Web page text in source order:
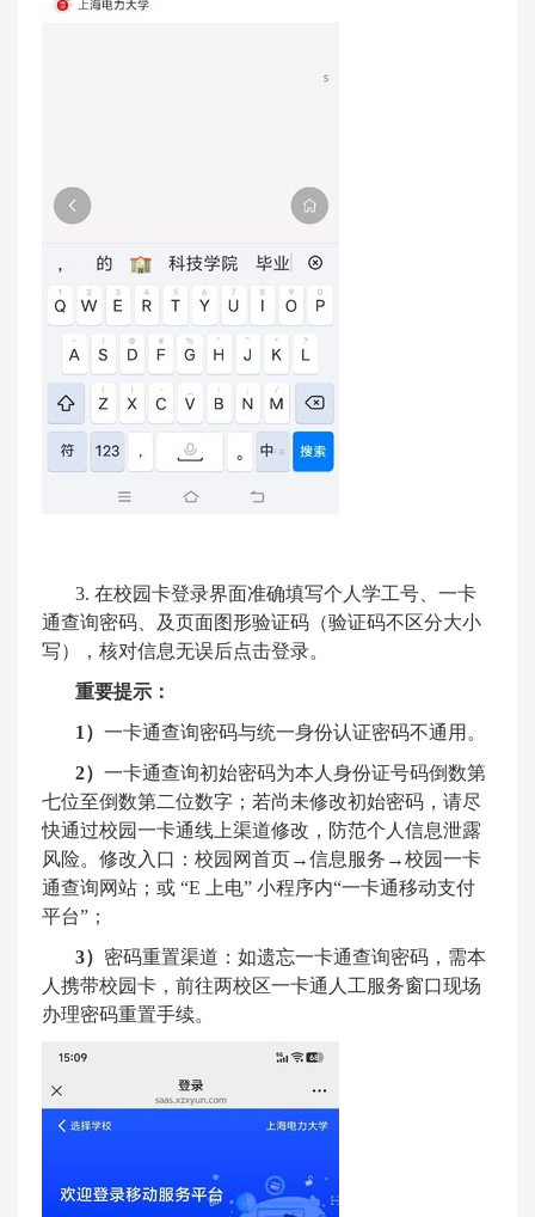
3. 在校园卡登录界面准确填写个人学工号、一卡
通查询密码、及页面图形验证码（验证码不区分大小
写），核对信息无误后点击登录。
重要提示：
1 ） 一卡通查询密码与统一身份认证密码不通用。
2） 一卡通查询初始密码为本人身份证号码倒数第
七位至倒数第二位数字；若尚未修改初始密码，请尽
快通过校园一卡通线上渠道修改，防范个人信息泄露
风险。修改入口：校园网首页→信息服务→校园一卡
通查询网站；或 “E 上电” 小程序内“一卡通移动支付
平台”；
3） 密码重置渠道：如遗忘一卡通查询密码，需本
人携带校园卡，前往两校区一卡通人工服务窗口现场
办理密码重置手续。